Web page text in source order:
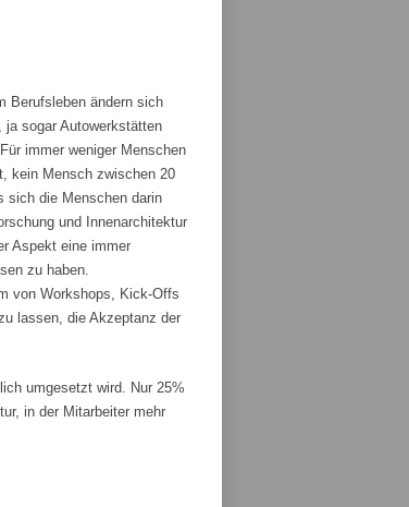
Berufsleben ändern sich
sogar Autowerkstätten
immer weniger Menschen
kein Mensch zwischen 20
sich die Menschen darin
und Innenarchitektur
Aspekt eine immer
zu haben.
von Workshops, Kick-Offs
lassen, die Akzeptanz der
umgesetzt wird. Nur 25%
in der Mitarbeiter mehr